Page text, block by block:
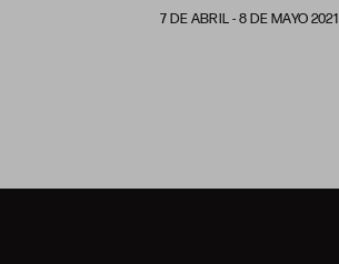
7 DE ABRIL - 8 DE MAYO 2021